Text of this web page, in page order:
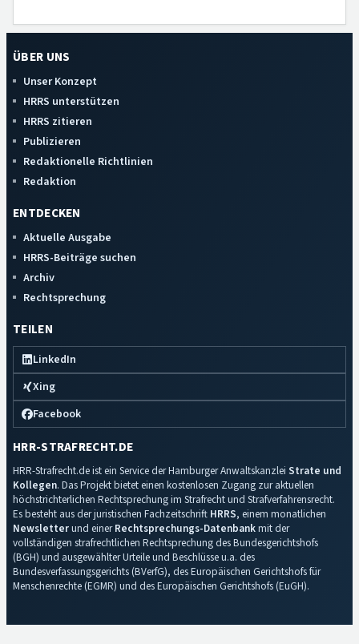
ÜBER UNS
Unser Konzept
HRRS unterstützen
HRRS zitieren
Publizieren
Redaktionelle Richtlinien
Redaktion
ENTDECKEN
Aktuelle Ausgabe
HRRS-Beiträge suchen
Archiv
Rechtsprechung
TEILEN
LinkedIn
Xing
Facebook
HRR-STRAFRECHT.DE
HRR-Strafrecht.de ist ein Service der Hamburger Anwaltskanzlei Strate und
Kollegen. Das Projekt bietet einen kostenlosen Zugang zur aktuellen
höchstrichterlichen Rechtsprechung im Strafrecht und Strafverfahrensrecht.
Es besteht aus der juristischen Fachzeitschrift HRRS, einem monatlichen
Newsletterund einerRechtsprechungs-Datenbankmit der
vollständigen strafrechtlichen Rechtsprechung des Bundesgerichtshofs
(BGH) und ausgewählter Urteile und Beschlüsse u.a. des
Bundesverfassungsgerichts (BVerfG), des Europäischen Gerichtshofs für
Menschenrechte (EGMR) und des Europäischen Gerichtshofs (EuGH).